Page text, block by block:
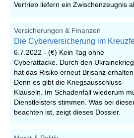
Vertrieb liefern ein Zwischenzeugnis
Versicherungen & Finanzen
Die Cyberversicherung im
6.7.2022 - (€) Kein Tag ohne
Cyberattacke. Durch den Ukrainekrieg
hat das Risiko erneut Brisanz erhalten.
Denn es gibt die Kriegsausschluss-
Klauseln. Im Schadenfall wiederum
Dienstleisters stimmen. Was bei
beachten ist, zeigt dieses Dossier.